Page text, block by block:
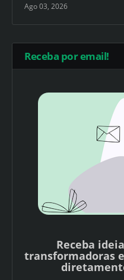
Ago 03, 2026
Receba por email!
Receba
transformadoras